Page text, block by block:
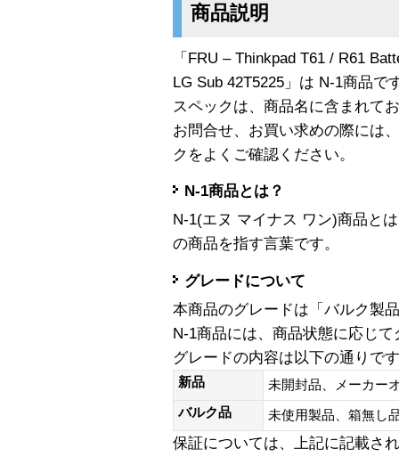
商品説明
「FRU – Thinkpad T61 / R61
LG Sub 42T5225」は N-1商品で
スペックは、商品名に含まれて
お問合せ、お買い求めの際には
クをよくご確認ください。
N-1商品とは？
N-1(エヌ マイナス ワン)商品と
の商品を指す言葉です。
グレードについて
本商品のグレードは「バルク製
N-1商品には、商品状態に応じ
グレードの内容は以下の通りで
新品
未開封品、メーカー
バルク品
未使用製品、箱無
保証については、上記に記載さ